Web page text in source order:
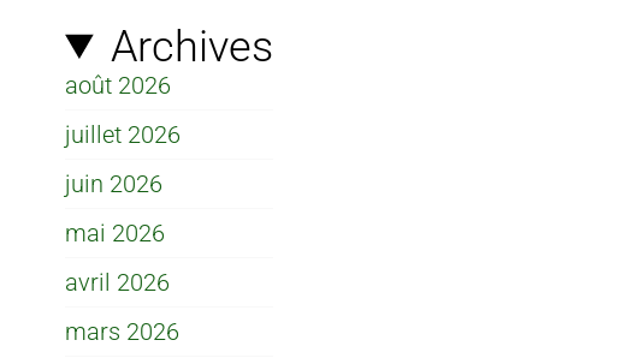
Archives
août 2026
juillet 2026
juin 2026
mai 2026
avril 2026
mars 2026